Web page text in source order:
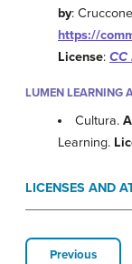
by:
https://
License: CC
LUMEN LEARNING
Cultura.
Learning.
LICENSES AND
Previous